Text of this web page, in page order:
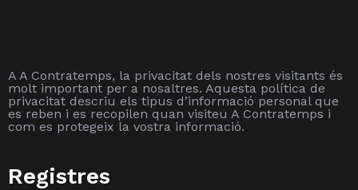
A A Contratemps, la privacitat dels nostres visitants és
molt important per a nosaltres. Aquesta política de
privacitat descriu els tipus d’informació personal que
es reben i es recopilen quan visiteu A Contratemps i
com es protegeix la vostra informació.
Registres